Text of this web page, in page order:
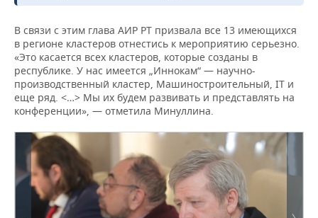
В связи с этим глава АИР РТ призвала все 13 имеющихся
в регионе кластеров отнестись к мероприятию серьезно.
«Это касается всех кластеров, которые созданы в
республике. У нас имеется „Иннокам“ — научно-
производственный кластер, Машиностроительный, IT и
еще ряд. <…> Мы их будем развивать и представлять на
конференции», — отметила Минуллина.